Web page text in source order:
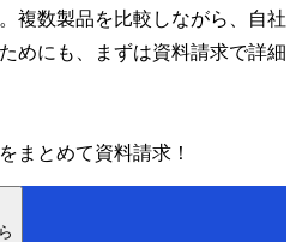
複数製品を比較しながら、自社
めにも、まずは資料請求で詳細
まとめて資料請求！